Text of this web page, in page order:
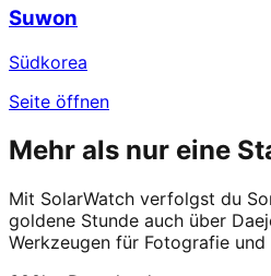
Suwon
Südkorea
Seite öffnen
Mehr als nur eine
Mit SolarWatch verfolgst du
goldene Stunde auch über
Werkzeugen für Fotografie